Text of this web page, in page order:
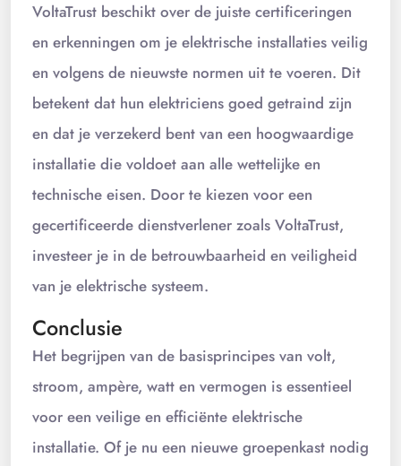
VoltaTrust beschikt over de juiste certificeringen
en erkenningen om je elektrische installaties veilig
en volgens de nieuwste normen uit te voeren. Dit
betekent dat hun elektriciens goed getraind zijn
en dat je verzekerd bent van een hoogwaardige
installatie die voldoet aan alle wettelijke en
technische eisen. Door te kiezen voor een
gecertificeerde dienstverlener zoals VoltaTrust,
investeer je in de betrouwbaarheid en veiligheid
van je elektrische systeem.
Conclusie
Het begrijpen van de basisprincipes van volt,
stroom, ampère, watt en vermogen is essentieel
voor een veilige en efficiënte elektrische
installatie. Of je nu een nieuwe groepenkast nodig